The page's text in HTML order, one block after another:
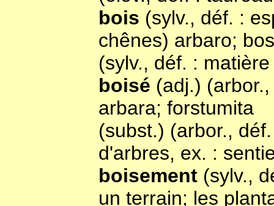
bois (sylv., déf. :
chênes) arbaro;
(sylv., déf. :
boisé (adj.)
arbara; forstumita
(subst.) (arbor.,
d'arbres, ex. :
boisement (sylv.,
un terrain; les